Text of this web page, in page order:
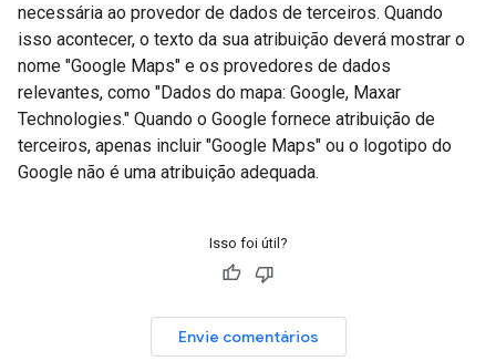
necessária ao provedor de dados de terceiros. Quando
isso acontecer, o texto da sua atribuição deverá mostrar o
nome "Google Maps" e os provedores de dados
relevantes, como "Dados do mapa: Google, Maxar
Technologies." Quando o Google fornece atribuição de
terceiros, apenas incluir "Google Maps" ou o logotipo do
Google não é uma atribuição adequada.
Isso foi útil?
Envie comentários